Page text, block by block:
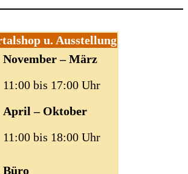
u. Ausstellung
November – März
11:00 bis 17:00 Uhr
April – Oktober
11:00 bis 18:00 Uhr
Büro